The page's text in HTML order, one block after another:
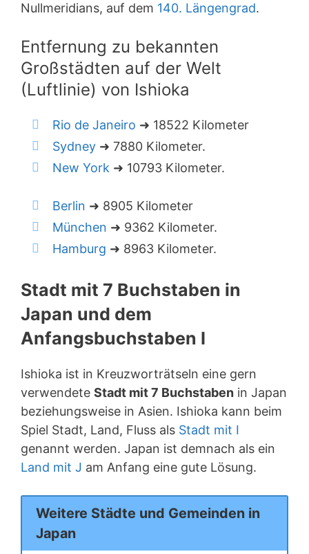
Nullmeridians, auf dem 140. Längengrad.
Entfernung zu bekannten
Großstädten auf der Welt
(Luftlinie) von Ishioka
Rio de Janeiro ➜ 18522 Kilometer
Sydney ➜ 7880 Kilometer.
New York ➜ 10793 Kilometer.
Berlin ➜ 8905 Kilometer
München ➜ 9362 Kilometer.
Hamburg ➜ 8963 Kilometer.
Stadt mit 7 Buchstaben in
Japan und dem
Anfangsbuchstaben I
Ishioka ist in Kreuzworträtseln eine gern
verwendete Stadt mit 7 Buchstaben in Japan
beziehungsweise in Asien. Ishioka kann beim
Spiel Stadt, Land, Fluss als Stadt mit I
genannt werden. Japan ist demnach als ein
Land mit J am Anfang eine gute Lösung.
Weitere Städte und Gemeinden in
Japan